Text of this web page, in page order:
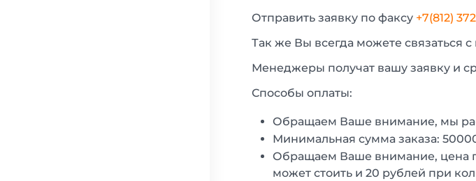
Отправить заявку по факсу +7(812)
Так же Вы всегда можете связаться
Менеджеры получат вашу заявку и
Способы оплаты:
Обращаем Ваше внимание, мы
Минимальная сумма заказа:
Обращаем Ваше внимание, цена
может стоить и 20 рублей при